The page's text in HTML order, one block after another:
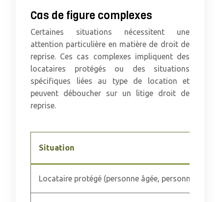
Cas de figure complexes
Certaines situations nécessitent une
attention particulière en matière de droit de
reprise. Ces cas complexes impliquent des
locataires protégés ou des situations
spécifiques liées au type de location et
peuvent déboucher sur un litige droit de
reprise.
Situation
Locataire protégé (personne âgée, personne